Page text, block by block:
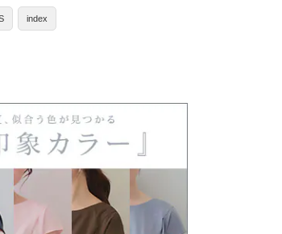
index